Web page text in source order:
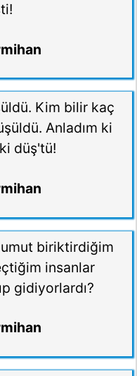
Kim bilir kaç
Anladım ki
düş'tü!
biriktirdiğim
insanlar
gidiyorlardı?